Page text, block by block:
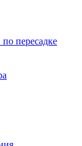
пересадке